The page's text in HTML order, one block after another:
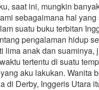
saat ini, mungkin
sebagaimana hal yang
suatu buku terbitan
pengalaman hidup
lima anak dan suaminya,
tertentu di suatu
aku lakukan. Wanita
di Derby, Inggeris Utara